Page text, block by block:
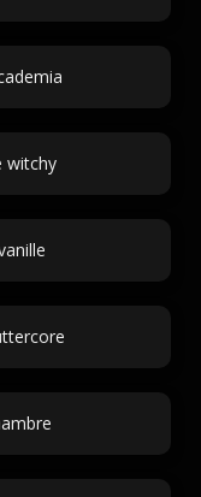
witchy